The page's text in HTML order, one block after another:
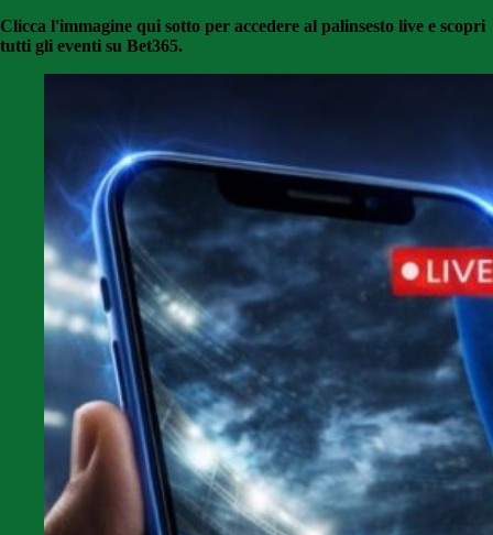
Clicca l'immagine qui sotto per accedere al palinsesto live e scopri
tutti gli eventi su Bet365.